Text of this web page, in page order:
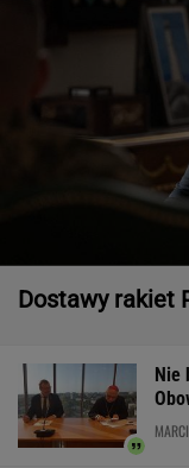
Dostawy rakiet
Nie